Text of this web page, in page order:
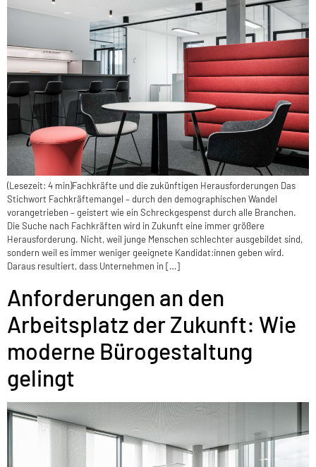
(Lesezeit: 4 min)Fachkräfte und die zukünftigen Herausforderungen Das
Stichwort Fachkräftemangel – durch den demographischen Wandel
vorangetrieben – geistert wie ein Schreckgespenst durch alle Branchen.
Die Suche nach Fachkräften wird in Zukunft eine immer größere
Herausforderung. Nicht, weil junge Menschen schlechter ausgebildet sind,
sondern weil es immer weniger geeignete Kandidat:innen geben wird.
Daraus resultiert, dass Unternehmen in […]
Anforderungen an den
Arbeitsplatz der Zukunft: Wie
moderne Bürogestaltung
gelingt